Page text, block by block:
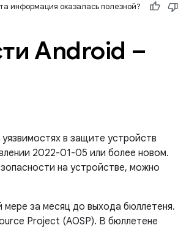
информация оказалась полезной?
Android –
в защите устройств
2022-01-05 или более новом.
на устройстве, можно
за месяц до выхода бюллетеня.
Project (AOSP). В бюллетене